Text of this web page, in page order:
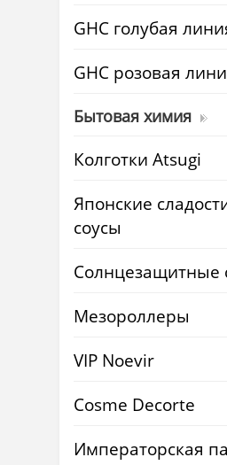
GHC голубая
GHC розовая
Бытовая химия
Колготки Atsugi
Японские
соусы
Солнцезащитные
Мезороллеры
VIP Noevir
Cosme Decorte
Императорская